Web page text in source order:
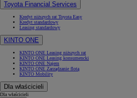
Toyota Financial Services
Kredyt niższych rat Toyota Easy
Kredyt standardowy
Leasing standardowy
KINTO ONE
KINTO ONE Leasing niższych rat
KINTO ONE Leasing konsumencki
KINTO ONE Najem
KINTO ONE Zarządzanie flotą
KINTO Mobility
Dla właścicieli
Dla właścicieli